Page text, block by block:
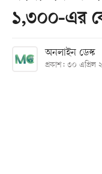
সর্বশেষ
বিভাগ
১,৩০০-এর
অনলাইন ডেস্ক
প্রকাশ: ৩০ এপ্রিল